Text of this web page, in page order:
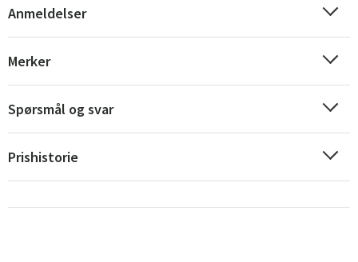
Norge
Anmeldelser
Merker
Spørsmål og svar
Prishistorie